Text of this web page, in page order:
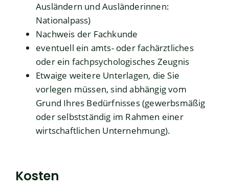
Ausländern und Ausländerinnen:
Nationalpass)
Nachweis der Fachkunde
eventuell ein amts- oder fachärztliches
oder ein fachpsychologisches Zeugnis
Etwaige weitere Unterlagen, die Sie
vorlegen müssen, sind abhängig vom
Grund Ihres Bedürfnisses (gewerbsmäßig
oder selbstständig im Rahmen einer
wirtschaftlichen Unternehmung).
Kosten